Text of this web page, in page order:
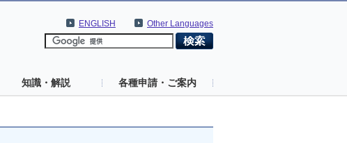
Other Languages
ENGLISH
知識・解説 各種申請・ご案内